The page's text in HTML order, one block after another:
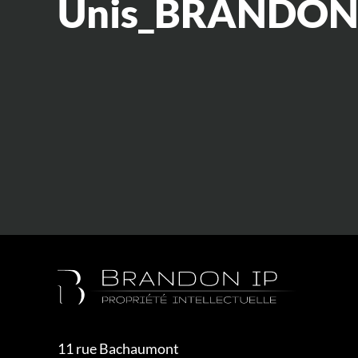
11 rue Bachaumont